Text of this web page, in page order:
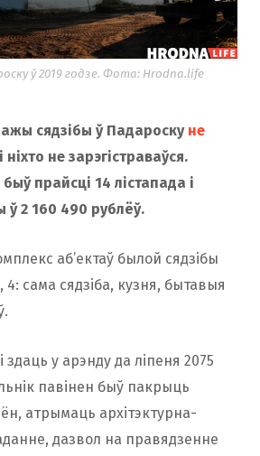
ў 2019 годзе. Фота: Hrodna.life
сядзібы ў Падароску не
ніхто не зарэгістраваўся.
прайсці 14 лістапада і
ў 2 160 490 рублёў.
аб’ектаў былой сядзібы
сама сядзіба, кузня, бытавыя
здаць у арэнду да ліпеня 2075
павінен быў пакрыць
атрымаць архітэктурна-
дазвол на правядзенне